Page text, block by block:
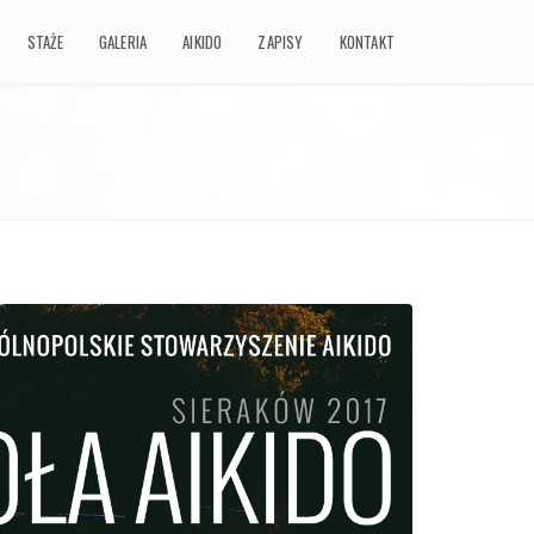
STAŻE GALERIA AIKIDO ZAPISY KONTAKT
STAŻE GALERIA AIKIDO ZAPISY KONTAKT